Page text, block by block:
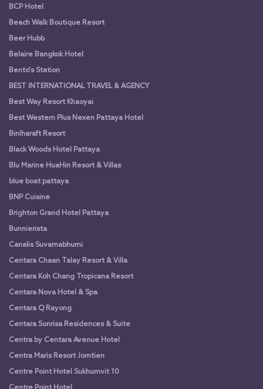
BCP Hotel
Beach Walk Boutique Resort
Beer Hubb
Belaire Bangkok Hotel
Bento's Station
BEST INTERNATIONAL TRAVEL & AGENCY
Best Way Resort Khaoyai
Best Western Plus Nexen Pattaya Hotel
Binlharaft Resort
Black Woods Hotel Pattaya
Blu Marine HuaHin Resort & Villas
blue boat pattaya
BNP Cuisine
Brighton Grand Hotel Pattaya
Bunnierista
Canalis Suvarnabhumi
Centara Chaan Talay Resort & Villa
Centara Koh Chang Tropicana Resort
Centara Nova Hotel & Spa
Centara Q Rayong
Centara Sonrisa Residences & Suite
Centra by Centara Avenue Hotel
Centra Maris Resort Jomtien
Centre Point Hotel Sukhumvit 10